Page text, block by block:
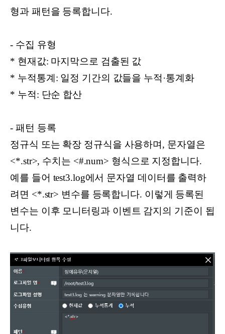
형과 패턴을 등록합니다.
- 수집 유형
* 현재값: 마지막으로 검출된 값
* 누적통계: 일정 기간의 값들을 누적·통계화
* 누적: 단순 합산
- 패턴 등록
정규식 또는 확장 정규식을 사용하며, 문자열은
<*.str>, 수치는 <#.num> 형식으로 지정합니다.
예를 들어 test3.log에서 문자열 데이터를 출력하
려면 <*.str> 변수를 등록합니다. 이렇게 등록된
변수는 이후 모니터링과 이벤트 감지의 기준이 됩
니다.